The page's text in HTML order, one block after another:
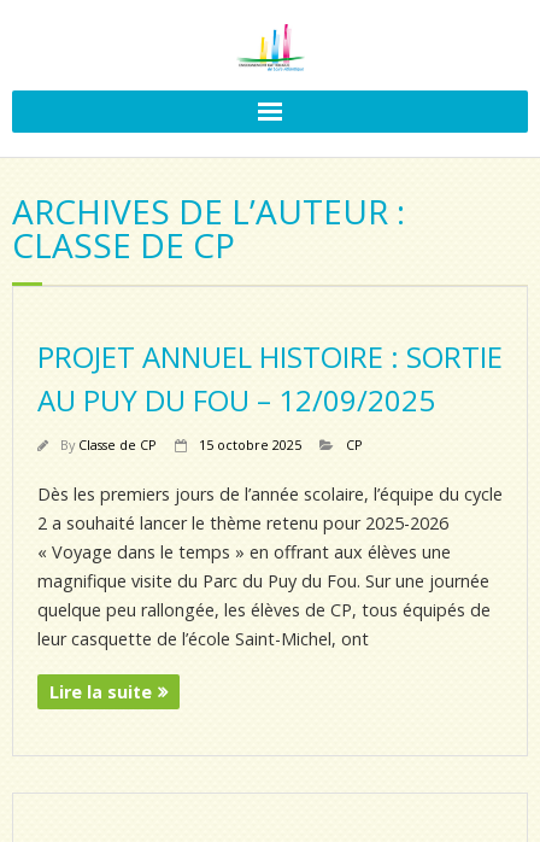
ARCHIVES DE L’AUTEUR :
CLASSE DE CP
PROJET ANNUEL HISTOIRE : SORTIE
AU PUY DU FOU – 12/09/2025
By Classe de CP 15 octobre 2025 CP
Dès les premiers jours de l’année scolaire, l’équipe du cycle
2 a souhaité lancer le thème retenu pour 2025-2026
« Voyage dans le temps » en offrant aux élèves une
magnifique visite du Parc du Puy du Fou. Sur une journée
quelque peu rallongée, les élèves de CP, tous équipés de
leur casquette de l’école Saint-Michel, ont
Lire la suite